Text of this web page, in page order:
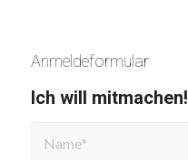
Anmeldeformular
Ich will mitmachen!